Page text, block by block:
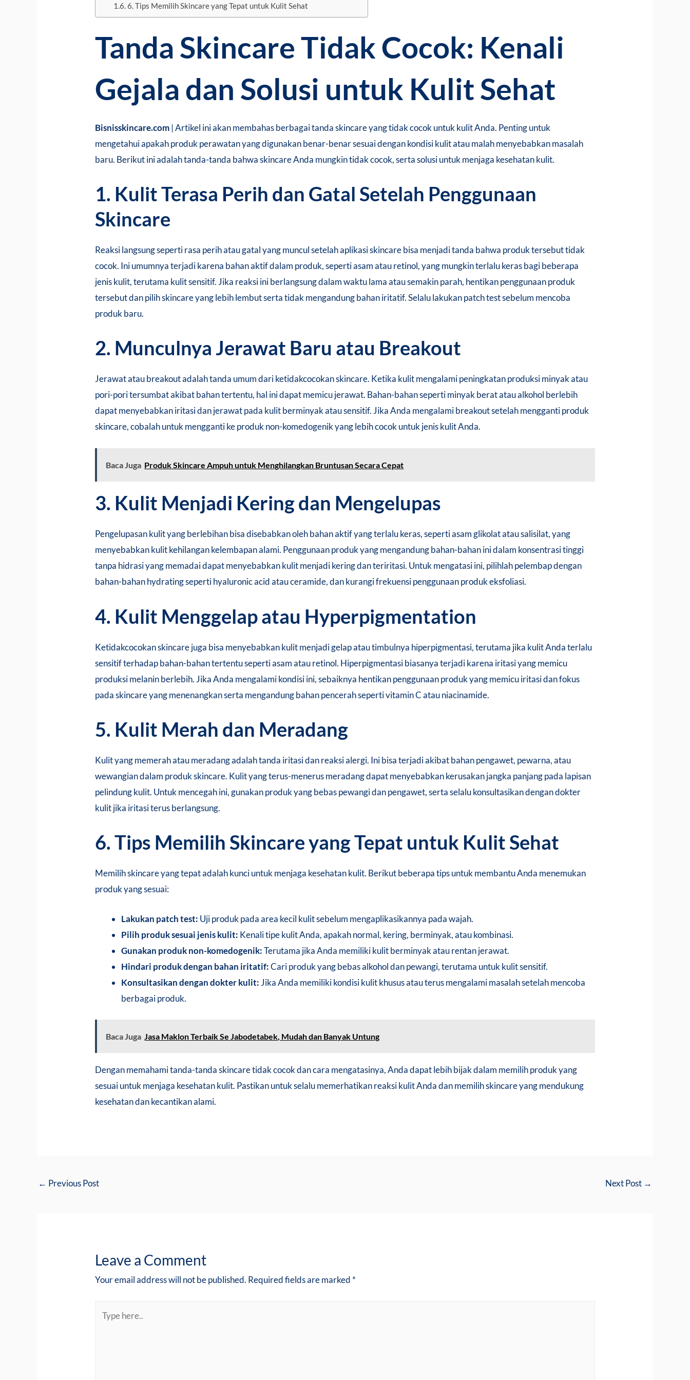
6. Tips Memilih Skincare yang Tepat untuk Kulit Sehat
Tanda Skincare Tidak Cocok: Kenali
Gejala dan Solusi untuk Kulit Sehat
Bisnisskincare.com | Artikel ini akan membahas berbagai tanda skincare yang tidak cocok untuk kulit Anda. Penting untuk
mengetahui apakah produk perawatan yang digunakan benar-benar sesuai dengan kondisi kulit atau malah menyebabkan masalah
baru. Berikut ini adalah tanda-tanda bahwa skincare Anda mungkin tidak cocok, serta solusi untuk menjaga kesehatan kulit.
1. Kulit Terasa Perih dan Gatal Setelah Penggunaan
Skincare
Reaksi langsung seperti rasa perih atau gatal yang muncul setelah aplikasi skincare bisa menjadi tanda bahwa produk tersebut tidak
cocok. Ini umumnya terjadi karena bahan aktif dalam produk, seperti asam atau retinol, yang mungkin terlalu keras bagi beberapa
jenis kulit, terutama kulit sensitif. Jika reaksi ini berlangsung dalam waktu lama atau semakin parah, hentikan penggunaan produk
tersebut dan pilih skincare yang lebih lembut serta tidak mengandung bahan iritatif. Selalu lakukan patch test sebelum mencoba
produk baru.
2. Munculnya Jerawat Baru atau Breakout
Jerawat atau breakout adalah tanda umum dari ketidakcocokan skincare. Ketika kulit mengalami peningkatan produksi minyak atau
pori-pori tersumbat akibat bahan tertentu, hal ini dapat memicu jerawat. Bahan-bahan seperti minyak berat atau alkohol berlebih
dapat menyebabkan iritasi dan jerawat pada kulit berminyak atau sensitif. Jika Anda mengalami breakout setelah mengganti produk
skincare, cobalah untuk mengganti ke produk non-komedogenik yang lebih cocok untuk jenis kulit Anda.
Baca Juga Produk Skincare Ampuh untuk Menghilangkan Bruntusan Secara Cepat
3. Kulit Menjadi Kering dan Mengelupas
Pengelupasan kulit yang berlebihan bisa disebabkan oleh bahan aktif yang terlalu keras, seperti asam glikolat atau salisilat, yang
menyebabkan kulit kehilangan kelembapan alami. Penggunaan produk yang mengandung bahan-bahan ini dalam konsentrasi tinggi
tanpa hidrasi yang memadai dapat menyebabkan kulit menjadi kering dan teriritasi. Untuk mengatasi ini, pilihlah pelembap dengan
bahan-bahan hydrating seperti hyaluronic acid atau ceramide, dan kurangi frekuensi penggunaan produk eksfoliasi.
4. Kulit Menggelap atau Hyperpigmentation
Ketidakcocokan skincare juga bisa menyebabkan kulit menjadi gelap atau timbulnya hiperpigmentasi, terutama jika kulit Anda terlalu
sensitif terhadap bahan-bahan tertentu seperti asam atau retinol. Hiperpigmentasi biasanya terjadi karena iritasi yang memicu
produksi melanin berlebih. Jika Anda mengalami kondisi ini, sebaiknya hentikan penggunaan produk yang memicu iritasi dan fokus
pada skincare yang menenangkan serta mengandung bahan pencerah seperti vitamin C atau niacinamide.
5. Kulit Merah dan Meradang
Kulit yang memerah atau meradang adalah tanda iritasi dan reaksi alergi. Ini bisa terjadi akibat bahan pengawet, pewarna, atau
wewangian dalam produk skincare. Kulit yang terus-menerus meradang dapat menyebabkan kerusakan jangka panjang pada lapisan
pelindung kulit. Untuk mencegah ini, gunakan produk yang bebas pewangi dan pengawet, serta selalu konsultasikan dengan dokter
kulit jika iritasi terus berlangsung.
6. Tips Memilih Skincare yang Tepat untuk Kulit Sehat
Memilih skincare yang tepat adalah kunci untuk menjaga kesehatan kulit. Berikut beberapa tips untuk membantu Anda menemukan
produk yang sesuai:
Lakukan patch test: Uji produk pada area kecil kulit sebelum mengaplikasikannya pada wajah.
Pilih produk sesuai jenis kulit: Kenali tipe kulit Anda, apakah normal, kering, berminyak, atau kombinasi.
Gunakan produk non-komedogenik:Terutama jika Anda memiliki kulit berminyak atau rentan jerawat.
Hindari produk dengan bahan iritatif:Cari produk yang bebas alkohol dan pewangi, terutama untuk kulit sensitif.
Konsultasikan dengan dokter kulit: Jika Anda memiliki kondisi kulit khusus atau terus mengalami masalah setelah mencoba
berbagai produk.
Baca Juga Jasa Maklon Terbaik Se Jabodetabek, Mudah dan Banyak Untung
Dengan memahami tanda-tanda skincare tidak cocok dan cara mengatasinya, Anda dapat lebih bijak dalam memilih produk yang
sesuai untuk menjaga kesehatan kulit. Pastikan untuk selalu memerhatikan reaksi kulit Anda dan memilih skincare yang mendukung
kesehatan dan kecantikan alami.
← Previous Post Next Post →
Leave a Comment
Your email address will not be published. Required fields are marked *